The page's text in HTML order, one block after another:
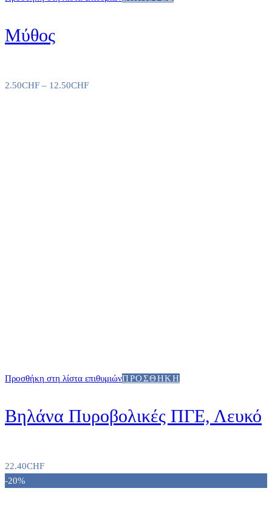
Μύθος
2.50CHF – 12.50CHF
Προσθήκη στη λίστα επιθυμιώνΠΡΟΣΘΉΚΗ
Βηλάνα Πυροβολικές ΠΓΕ, Λευκό
22.40CHF
-20%